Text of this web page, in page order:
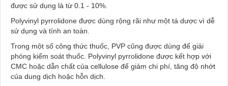
được sử dụng là từ 0.1 - 10%.
Polyvinyl pyrrolidone được dùng rộng rãi như một tá dược vì dễ
sử dụng và tính an toàn.
Trong một số công thức thuốc, PVP cũng được dùng để giải
phóng kiểm soát thuốc. Polyvinyl pyrrolidone được kết hợp với
CMC hoặc dẫn chất của cellulose để giảm chi phí, tăng độ nhớt
của dung dịch hoặc hỗn dịch.